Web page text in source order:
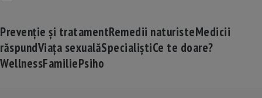
Prevenție și tratamentRemedii naturisteMedicii
răspundViața sexualăSpecialiștiCe te doare?
WellnessFamiliePsiho